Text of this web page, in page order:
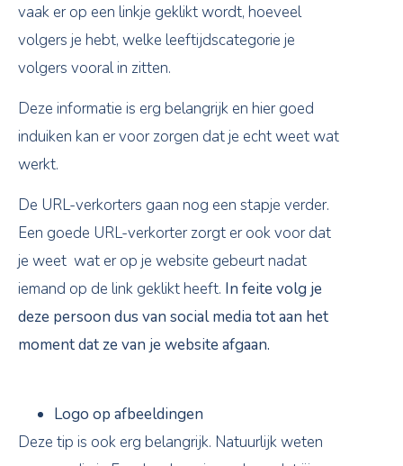
vaak er op een linkje geklikt wordt, hoeveel
volgers je hebt, welke leeftijdscategorie je
volgers vooral in zitten.
Deze informatie is erg belangrijk en hier goed
induiken kan er voor zorgen dat je echt weet wat
werkt.
De URL-verkorters gaan nog een stapje verder.
Een goede URL-verkorter zorgt er ook voor dat
je weet wat er op je website gebeurt nadat
iemand op de link geklikt heeft. In feite volg je
deze persoon dus van social media tot aan het
moment dat ze van je website afgaan.
Logo op afbeeldingen
Deze tip is ook erg belangrijk. Natuurlijk weten